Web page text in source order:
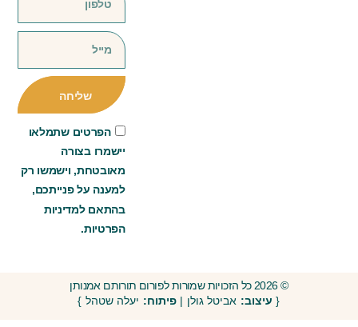
הפרטים שתמלאו
יישמרו בצורה
מאובטחת, וישמשו רק
למענה על פנייתכם,
בהתאם למדיניות
הפרטיות.
שליחה
© 2026 כל הזכויות שמורות לפורום תורותם אמנותן
{ עיצוב: אביטל גולן | פיתוח: יעלה שטהל }